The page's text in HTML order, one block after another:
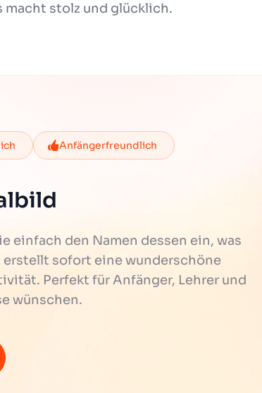
macht stolz und glücklich.
Anfängerfreundlich
einfach den Namen dessen ein, was
erstellt sofort eine wunderschöne
Perfekt für Anfänger, Lehrer und
wünschen.